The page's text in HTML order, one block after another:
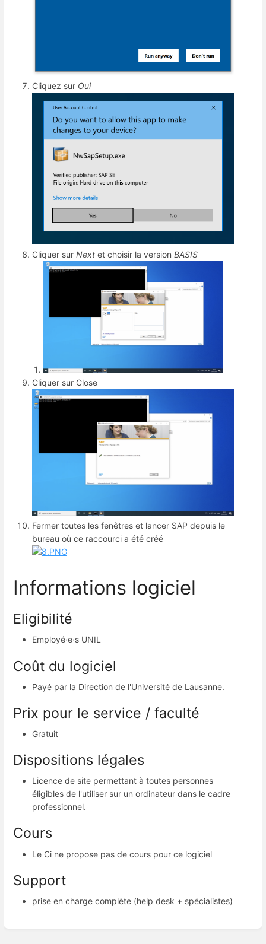
Cliquez sur Oui
Cliquer sur Next et choisir la version BASIS
Cliquer sur Close
Fermer toutes les fenêtres et lancer SAP depuis le
bureau où ce raccourci a été créé
Informations logiciel
Eligibilité
Employé·e·s UNIL
Coût du logiciel
Payé par la Direction de l'Université de Lausanne.
Prix pour le service / faculté
Gratuit
Dispositions légales
Licence de site permettant à toutes personnes
éligibles de l'utiliser sur un ordinateur dans le cadre
professionnel.
Cours
Le Ci ne propose pas de cours pour ce logiciel
Support
prise en charge complète (help desk + spécialistes)